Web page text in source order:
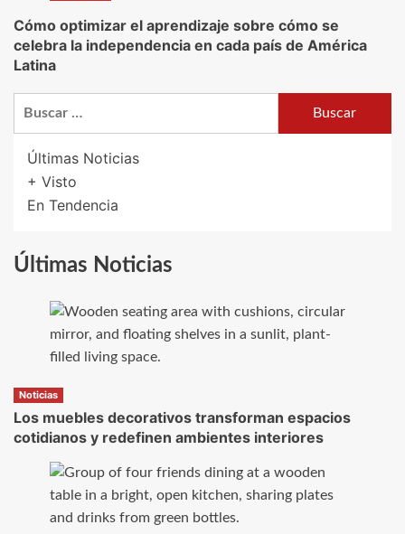
Cómo optimizar el aprendizaje sobre cómo se
celebra la independencia en cada país de América
Latina
Últimas Noticias
+ Visto
En Tendencia
Últimas Noticias
Noticias
Los muebles decorativos transforman espacios
cotidianos y redefinen ambientes interiores